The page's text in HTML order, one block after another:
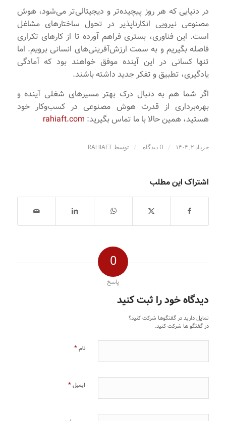
در دنیایی که هر روز پیچیده‌تر و دیجیتالی‌تر می‌شود، هوش
مصنوعی نیرویی انکارناپذیر در تحول ساختارهای مشاغل
است. این فناوری، بستری فراهم آورده تا از کارهای تکراری
فاصله بگیریم و به سمت ارزش‌آفرینی‌های انسانی برویم. اما
تنها کسانی در این آینده موفق خواهند بود که آمادگی
یادگیری، تطبیق و تفکر جدید داشته باشند.
اگر شما هم به دنبال درک بهتر مسیرهای شغلی آینده و
بهره‌برداری از قدرت هوش مصنوعی در کسب‌وکار خود
هستید، همین حالا با ما تماس بگیرید: rahiaft.com
خرداد ۲, ۱۴۰۴ / 0 دیدگاه / توسط RAHIAFT
اشتراک این مطلب
0
پاسخ
دیدگاه خود را ثبت کنید
تمایل دارید در گفتگوها شرکت کنید؟
در گفتگو ها شرکت کنید.
نام*
ایمیل*